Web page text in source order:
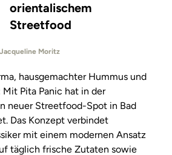
orientalischem
Streetfood
Moritz
hausgemachter Hummus und
Mit Pita Panic hat in der
neuer Streetfood-Spot in Bad
Das Konzept verbindet
mit einem modernen Ansatz
täglich frische Zutaten sowie